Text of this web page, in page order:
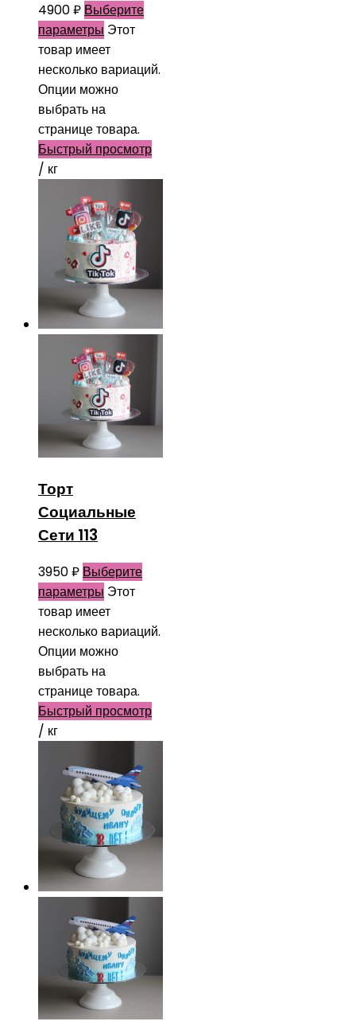
4900₽ Выберите
параметры Этот
товар имеет
несколько вариаций.
Опции можно
выбрать на
странице товара.
Быстрый просмотр
/ кг
Торт
Социальные
Сети 113
3950₽ Выберите
параметры Этот
товар имеет
несколько вариаций.
Опции можно
выбрать на
странице товара.
Быстрый просмотр
/ кг